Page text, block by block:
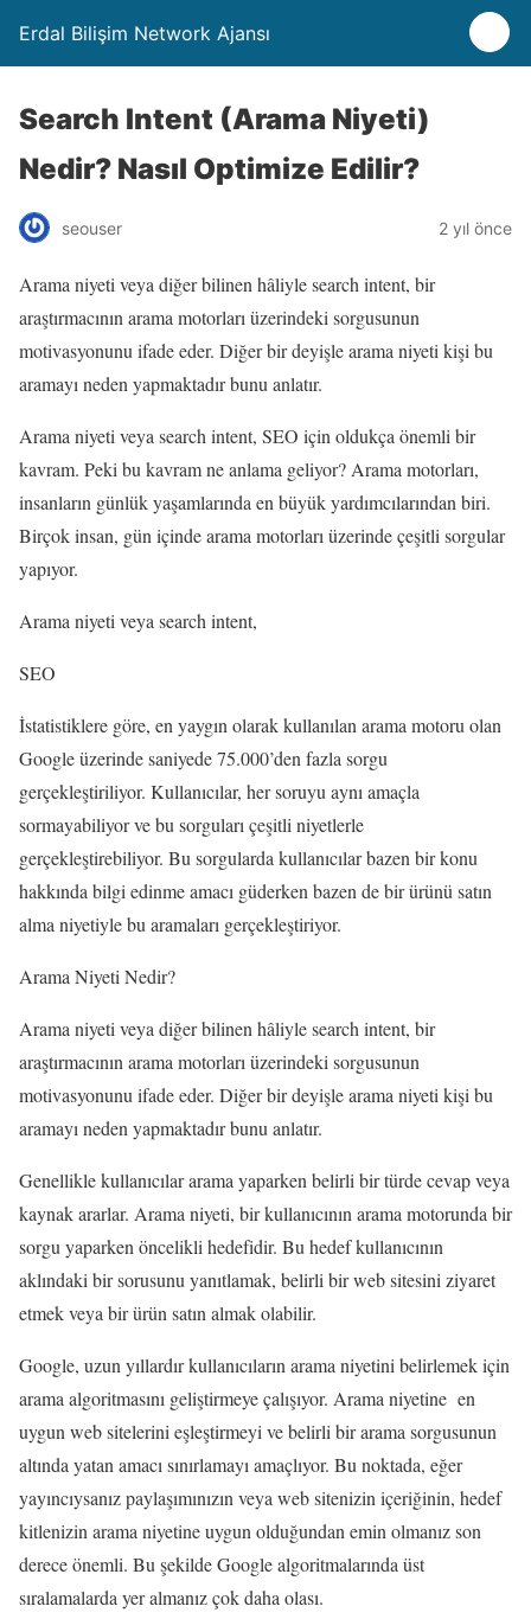
Erdal Bilişim Network Ajansı
Search Intent (Arama Niyeti)
Nedir? Nasıl Optimize Edilir?
seouser 2 yıl önce
Arama niyeti veya diğer bilinen hâliyle search intent, bir
araştırmacının arama motorları üzerindeki sorgusunun
motivasyonunu ifade eder. Diğer bir deyişle arama niyeti kişi bu
aramayı neden yapmaktadır bunu anlatır.
Arama niyeti veya search intent, SEO için oldukça önemli bir
kavram. Peki bu kavram ne anlama geliyor? Arama motorları,
insanların günlük yaşamlarında en büyük yardımcılarından biri.
Birçok insan, gün içinde arama motorları üzerinde çeşitli sorgular
yapıyor.
Arama niyeti veya search intent,
SEO
İstatistiklere göre, en yaygın olarak kullanılan arama motoru olan
Google üzerinde saniyede 75.000’den fazla sorgu
gerçekleştiriliyor. Kullanıcılar, her soruyu aynı amaçla
sormayabiliyor ve bu sorguları çeşitli niyetlerle
gerçekleştirebiliyor. Bu sorgularda kullanıcılar bazen bir konu
hakkında bilgi edinme amacı güderken bazen de bir ürünü satın
alma niyetiyle bu aramaları gerçekleştiriyor.
Arama Niyeti Nedir?
Arama niyeti veya diğer bilinen hâliyle search intent, bir
araştırmacının arama motorları üzerindeki sorgusunun
motivasyonunu ifade eder. Diğer bir deyişle arama niyeti kişi bu
aramayı neden yapmaktadır bunu anlatır.
Genellikle kullanıcılar arama yaparken belirli bir türde cevap veya
kaynak ararlar. Arama niyeti, bir kullanıcının arama motorunda bir
sorgu yaparken öncelikli hedefidir. Bu hedef kullanıcının
aklındaki bir sorusunu yanıtlamak, belirli bir web sitesini ziyaret
etmek veya bir ürün satın almak olabilir.
Google, uzun yıllardır kullanıcıların arama niyetini belirlemek için
arama algoritmasını geliştirmeye çalışıyor. Arama niyetine en
uygun web sitelerini eşleştirmeyi ve belirli bir arama sorgusunun
altında yatan amacı sınırlamayı amaçlıyor. Bu noktada, eğer
yayıncıysanız paylaşımınızın veya web sitenizin içeriğinin, hedef
kitlenizin arama niyetine uygun olduğundan emin olmanız son
derece önemli. Bu şekilde Google algoritmalarında üst
sıralamalarda yer almanız çok daha olası.